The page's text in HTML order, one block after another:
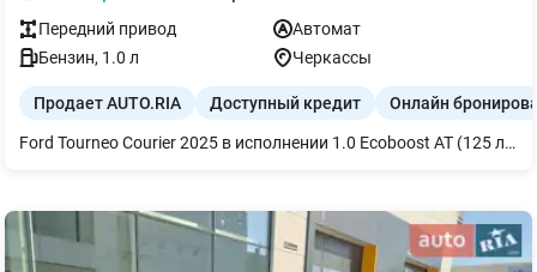
Передний привод
Автомат
Бензин, 1.0 л Черкассы
Продает AUTO.RIA Доступный кредит Онлайн
Ford Tourneo Courier 2025 в исполнении 1.0 Ecoboost AT (125 л.с.) Titanium — это ультимативный манифест разумного пространства и семейного уюта, созданный для тех, кто отказывается выбирать между практичностью и стилем. Главная ценность этого компактвена для покупателя кроется в его уникальном формате «все в одном»: вы получаете колоссальный объем багажника, высокий потолок и удобные сдвижные двери для легкой загрузки, но управляете им с легкостью и азартом обычного городского хетчбэка. Комплектация Titanium добавляет автомобилю солидности и изысканного комфорта благодаря улучшенной шумоизоляции, премиальным материалам отделки и полному арсеналу цифровых ассистентов безопасности. Инновационный, экологичный двигатель Ecoboost на 125 л.с. в связке с современной автоматической трансмиссией обеспечивает живую городскую динамику при минимальных расходах топлива. Это безупречно просчитанная инвестиция в активный образ жизни, семейные путешествия или малый бизнес, которая ежедневно оправдывает себя европейским качеством сборки, низкой стоимостью содержания и абсолютной универсальностью.